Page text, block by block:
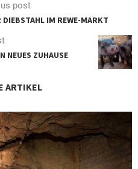
post
IM REWE-MARKT
NEUES ZUHAUSE
ARTIKEL